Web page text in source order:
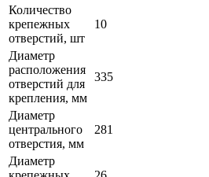
Количество
крепежных
отверстий, шт
10
Диаметр
расположения
отверстий для
крепления, мм
335
Диаметр
центрального
отверстия, мм
281
Диаметр